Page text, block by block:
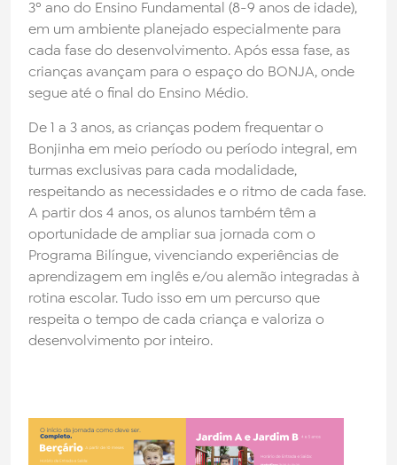
3º ano do Ensino Fundamental (8-9 anos de idade),
em um ambiente planejado especialmente para
cada fase do desenvolvimento. Após essa fase, as
crianças avançam para o espaço do BONJA, onde
segue até o final do Ensino Médio.
De 1 a 3 anos, as crianças podem frequentar o
Bonjinha em meio período ou período integral, em
turmas exclusivas para cada modalidade,
respeitando as necessidades e o ritmo de cada fase.
A partir dos 4 anos, os alunos também têm a
oportunidade de ampliar sua jornada com o
Programa Bilíngue, vivenciando experiências de
aprendizagem em inglês e/ou alemão integradas à
rotina escolar. Tudo isso em um percurso que
respeita o tempo de cada criança e valoriza o
desenvolvimento por inteiro.